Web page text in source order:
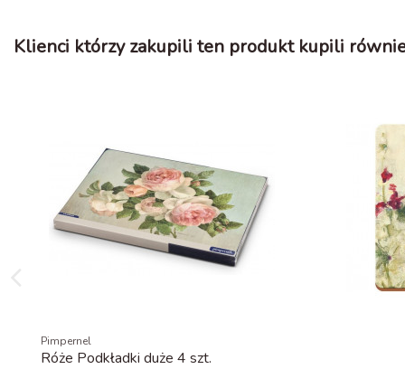
Klienci którzy zakupili ten produkt kupili
Pimpernel
Róże Podkładki duże 4 szt.